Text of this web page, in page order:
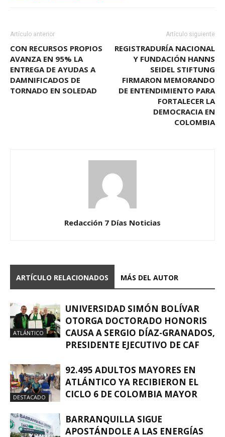
Artículo anterior
CON RECURSOS PROPIOS
AVANZA EN 95% LA
ENTREGA DE AYUDAS A
DAMNIFICADOS DE
TORNADO EN SOLEDAD
Artículo siguiente
REGISTRADURÍA NACIONAL
Y FUNDACIÓN HANNS
SEIDEL STIFTUNG
FIRMARON MEMORANDO
DE ENTENDIMIENTO PARA
FORTALECER LA
DEMOCRACIA EN
COLOMBIA
Redacción 7 Días Noticias
ARTÍCULO RELACIONADOS MÁS DEL AUTOR
ATLÁNTICO
UNIVERSIDAD SIMÓN BOLÍVAR
OTORGA DOCTORADO HONORIS
CAUSA A SERGIO DÍAZ-GRANADOS,
PRESIDENTE EJECUTIVO DE CAF
DESTACADO
92.495 ADULTOS MAYORES EN
ATLÁNTICO YA RECIBIERON EL
CICLO 6 DE COLOMBIA MAYOR
BARRANQUILLA SIGUE
APOSTÁNDOLE A LAS ENERGÍAS